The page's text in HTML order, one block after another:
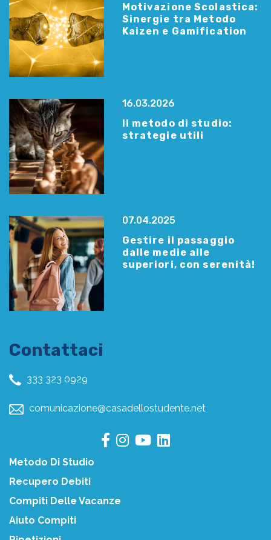
Motivazione Scolastica:
Sinergie tra Metodo
Kaizen e Gamification
16.03.2026
Il metodo di studio:
strategie utili
07.04.2025
Gestire il passaggio
dalle medie alle
superiori, con serenità!
Contattaci
333 323 0929
comunicazione@casadellostudente.net
Metodo Di Studio
Recupero Debiti
Compiti Delle Vacanze
Aiuto Compiti